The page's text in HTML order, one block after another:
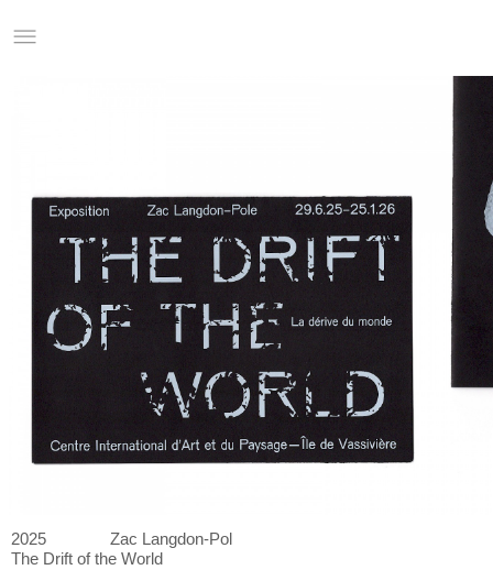
2025
Zac Langdon-Pol
The Drift of the World